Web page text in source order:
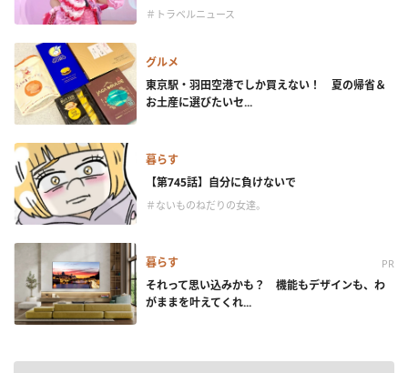
＃トラベルニュース
グルメ
東京駅・羽田空港でしか買えない！ 夏の帰省＆
お土産に選びたいセ...
暮らす
【第745話】自分に負けないで
＃ないものねだりの女達。
暮らす PR
それって思い込みかも？ 機能もデザインも、わ
がままを叶えてくれ...